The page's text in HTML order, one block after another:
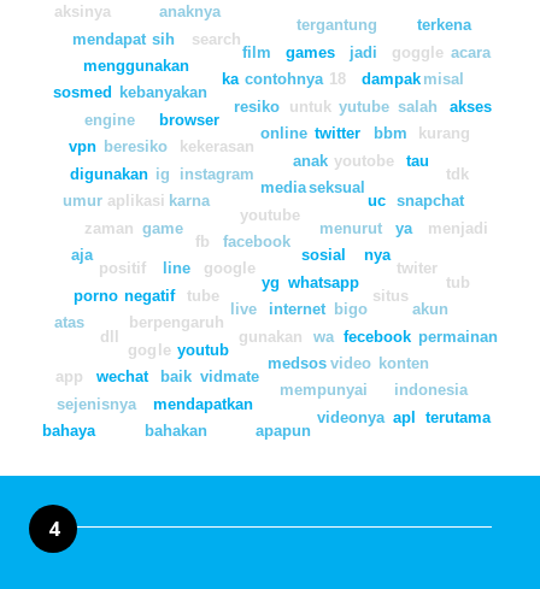
youtube
facebook
media
sosial
google
instagram
anak
whatsapp
kekerasan
menurut
seksual
yg
tube
karna
online twitter
youtobe
bigo
internet
browser
fb
live
line
nya
berpengaruh
game
resiko
uc
untuk yutube
bbm
fecebook
gunakan
ig
kebanyakan
negatif situs
wa
ya
youtub
aplikasi
beresiko
contohnya dampak
gogle
konten
medsos
menggunakan
positif
salah
snapchat
tau
twiter
video
vidmate
wechat
zaman
akun
baik
digunakan
dll
engine
film games goggle
indonesia
jadi
ka
kurang
mempunyai
mendapat
mendapatkan
menjadi
misal
permainan
porno
search
sejenisnya
sih
sosmed
tdk
tergantung terkena
terutama
tub
umur
videonya
vpn
18
acara
aja
akses
aksinya anaknya
apapun
apl
app
atas
bahakan
bahaya
4